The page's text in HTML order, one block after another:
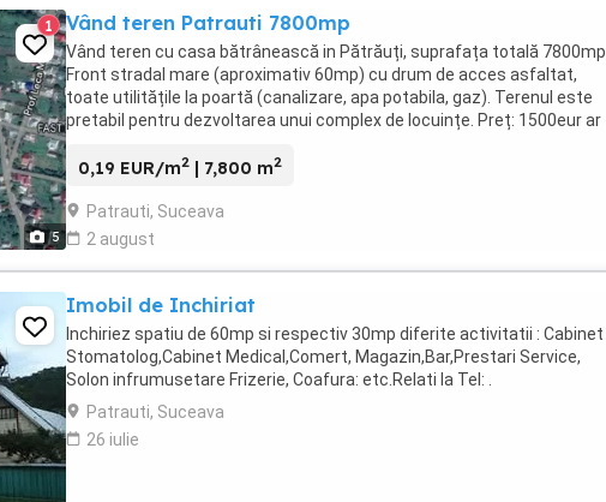
5
1 Vând teren Patrauti 7800mp
Vând teren cu casa bătrânească in Pătrăuți, suprafața totală 7800mp.
Front stradal mare (aproximativ 60mp) cu drum de acces asfaltat,
toate utilitățile la poartă (canalizare, apa potabila, gaz). Terenul este
pretabil pentru dezvoltarea unui complex de locuințe. Preț: 1500eur ar
0,19 EUR/m2 | 7,800 m2
Patrauti, Suceava
2 august
Imobil de Inchiriat
Inchiriez spatiu de 60mp si respectiv 30mp diferite activitatii : Cabinet
Stomatolog,Cabinet Medical,Comert, Magazin,Bar,Prestari Service,
Solon infrumusetare Frizerie, Coafura: etc.Relati la Tel: .
Patrauti, Suceava
26 iulie